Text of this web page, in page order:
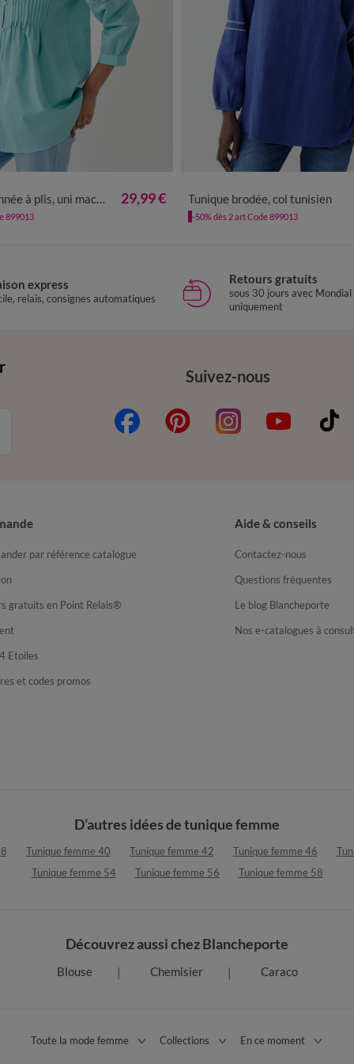
à plis, uni macramé 29,99 €
899013
Tunique brodée, col tunisien
-50% dès 2 art Code 899013
express
relais, consignes automatiques
Retours gratuits
sous 30 jours avec Mondial
uniquement
Suivez-nous
par référence catalogue
gratuits en Point Relais®
Etoiles
et codes promos
Aide & conseils
Contactez-nous
Questions fréquentes
Le blog Blancheporte
Nos e-catalogues à
D’autres idées de tunique femme
Tunique femme 40 Tunique femme 42 Tunique femme 46
Tunique femme 54
Tunique femme 56 Tunique femme 58
Découvrez aussi chez Blancheporte
Blouse Chemisier Caraco
Toute la mode femme Collections En ce moment